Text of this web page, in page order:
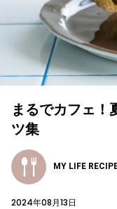
まるでカフェ！
ツ集
MY LIFE
2024年08月13日